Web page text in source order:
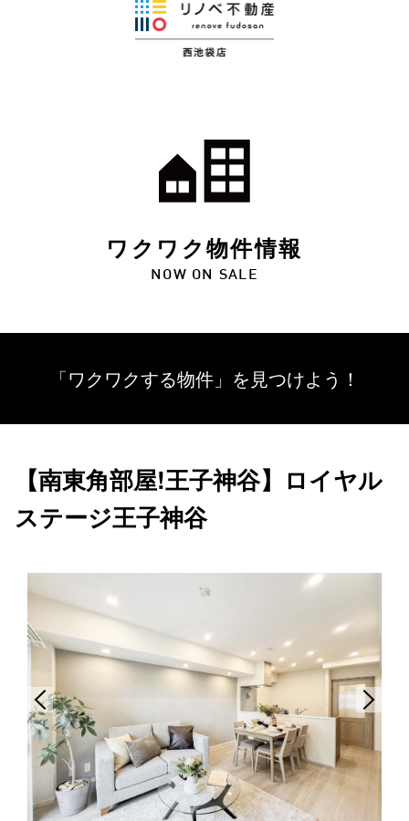
ワクワク物件情報
NOW ON SALE
「ワクワクする物件」を 見つけよう！
【南東角部屋!王子神谷】ロイヤル
ステージ王子神谷